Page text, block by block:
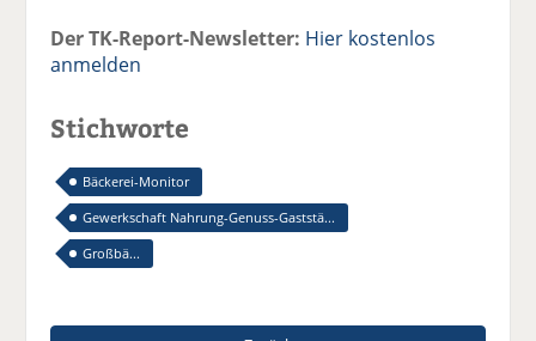
Der TK-Report-Newsletter: Hier kostenlos
anmelden
Stichworte
Bäckerei-Monitor
Gewerkschaft Nahrung-Genuss-Gaststä...
Großbä...